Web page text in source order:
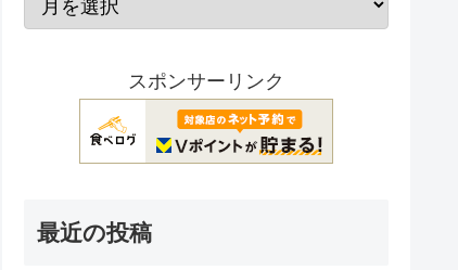
スポンサーリンク
最近の投稿